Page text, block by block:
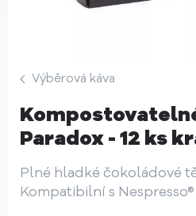
Výběrová káva
Paradox - 12 ks
Plné hladké čokoládové
Kompatibilní s Nespresso®